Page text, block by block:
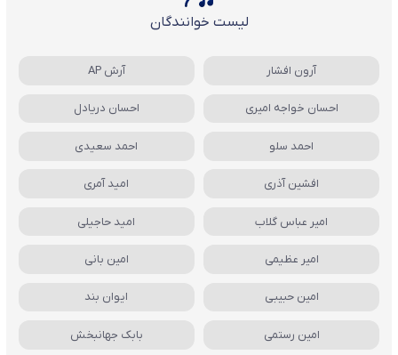
لیست خوانندگان
آرون افشار آرش AP
احسان خواجه امیری احسان دریادل
احمد سلو احمد سعیدی
افشین آذری امید آمری
امیر عباس گلاب امید حاجیلی
امیر عظیمی امین بانی
امین حبیبی ایوان بند
امین رستمی بابک جهانبخش